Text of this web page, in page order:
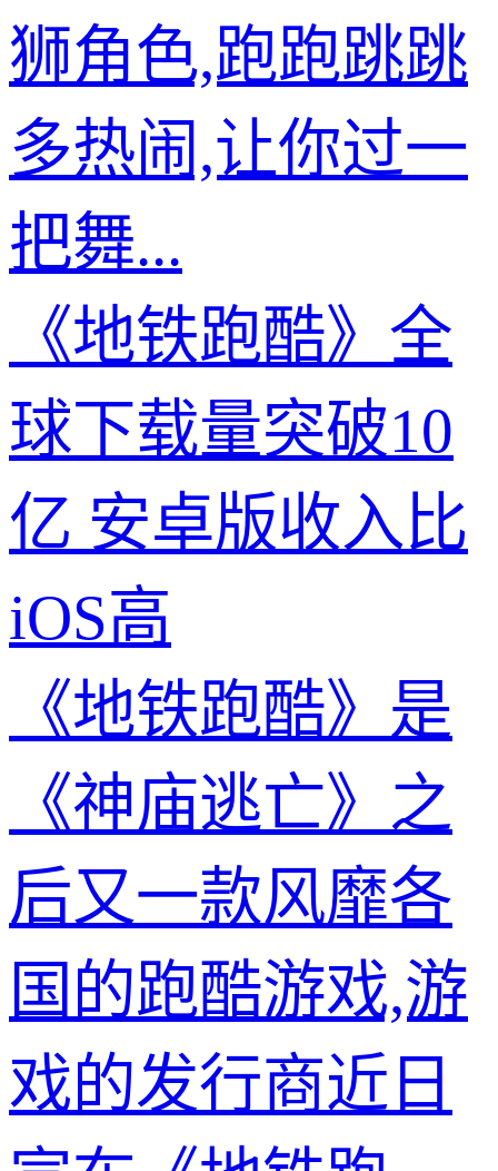
狮角色,跑跑跳跳
多热闹,让你过一
把舞...
《地铁跑酷》全
球下载量突破10
亿 安卓版收入比
iOS高
《地铁跑酷》是
《神庙逃亡》之
后又一款风靡各
国的跑酷游戏,游
戏的发行商近日